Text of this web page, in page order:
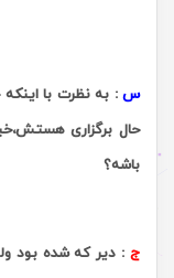
س : به نظرت با
حال برگزاری
باشه؟
ج : دیر که شده بود